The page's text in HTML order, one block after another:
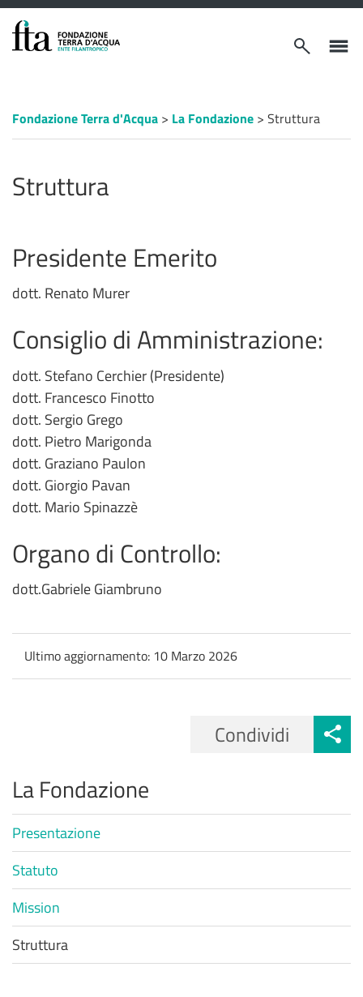
VAI AL CONTENUTO PRINCIPALE
Apri/
Apri/chiudi
Percorso
a
"briciole
Fondazione Terra d'Acqua > La Fondazione > Struttura
Struttura
Presidente Emerito
dott. Renato Murer
Consiglio di Amministrazione:
dott. Stefano Cerchier (Presidente)
dott. Francesco Finotto
dott. Sergio Grego
dott. Pietro Marigonda
dott. Graziano Paulon
dott. Giorgio Pavan
dott. Mario Spinazzè
Organo di Controllo:
dott.Gabriele Giambruno
Ultimo aggiornamento: 10 Marzo 2026
Condividi
La Fondazione
Presentazione
Statuto
Mission
Struttura